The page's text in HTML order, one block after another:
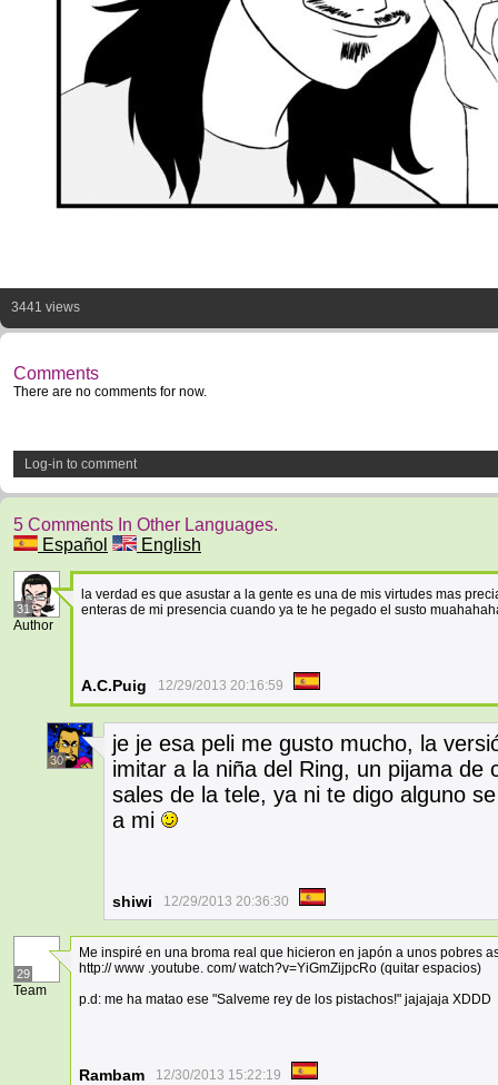
3441 views
Comments
There are no comments for now.
Log-in to comment
5 Comments In Other Languages.
Español
English
31
Author
la verdad es que asustar a la gente es una de mis virtudes mas
enteras de mi presencia cuando ya te he pegado el susto
A.C.Puig 12/29/2013 20:16:59
30
je je esa peli me gusto mucho, la
imitar a la niña del Ring, un pijama
sales de la tele, ya ni te digo alguno
a mi
shiwi 12/29/2013 20:36:30
29
Team
Me inspiré en una broma real que hicieron en japón a unos pobres
http:// www .youtube. com/ watch?v=YiGmZijpcRo (quitar espacios)
p.d: me ha matao ese "Salveme rey de los pistachos!" jajajaja XDDD
Rambam 12/30/2013 15:22:19